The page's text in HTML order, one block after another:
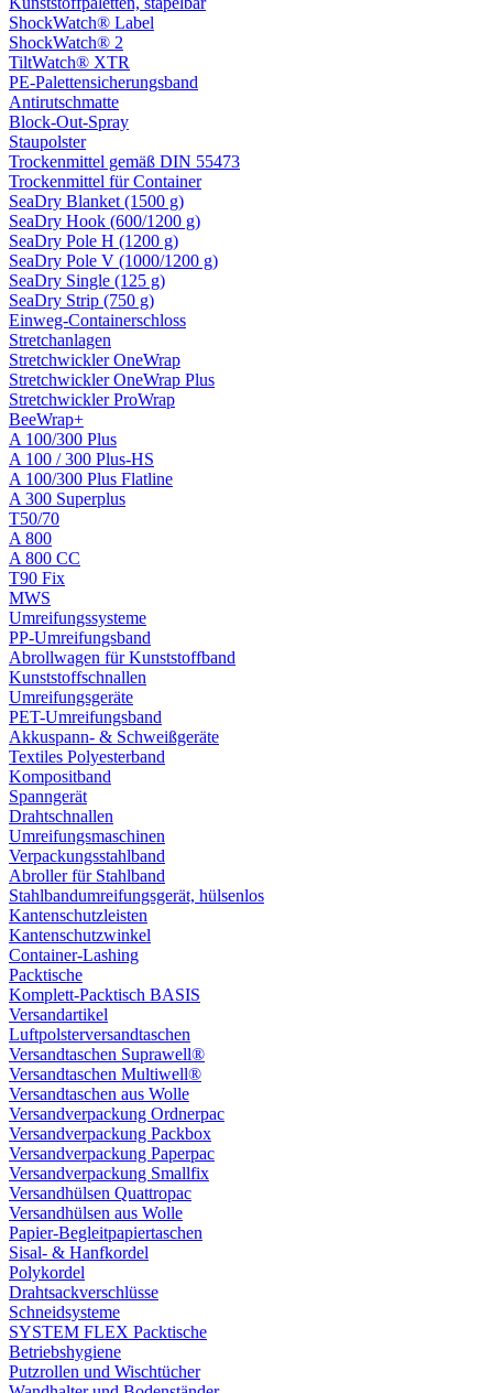
ShockWatch® Label
ShockWatch® 2
TiltWatch® XTR
PE-Palettensicherungsband
Antirutschmatte
Block-Out-Spray
Staupolster
Trockenmittel gemäß DIN 55473
Trockenmittel für Container
SeaDry Blanket (1500 g)
SeaDry Hook (600/1200 g)
SeaDry Pole H (1200 g)
SeaDry Pole V (1000/1200 g)
SeaDry Single (125 g)
SeaDry Strip (750 g)
Einweg-Containerschloss
Stretchanlagen
Stretchwickler OneWrap
Stretchwickler OneWrap Plus
Stretchwickler ProWrap
BeeWrap+
A 100/300 Plus
A 100 / 300 Plus-HS
A 100/300 Plus Flatline
A 300 Superplus
T50/70
A 800
A 800 CC
T90 Fix
MWS
Umreifungssysteme
PP-Umreifungsband
Abrollwagen für Kunststoffband
Kunststoffschnallen
Umreifungsgeräte
PET-Umreifungsband
Akkuspann- & Schweißgeräte
Textiles Polyesterband
Kompositband
Spanngerät
Drahtschnallen
Umreifungsmaschinen
Verpackungsstahlband
Abroller für Stahlband
Stahlbandumreifungsgerät, hülsenlos
Kantenschutzleisten
Kantenschutzwinkel
Container-Lashing
Packtische
Komplett-Packtisch BASIS
Versandartikel
Luftpolsterversandtaschen
Versandtaschen Suprawell®
Versandtaschen Multiwell®
Versandtaschen aus Wolle
Versandverpackung Ordnerpac
Versandverpackung Packbox
Versandverpackung Paperpac
Versandverpackung Smallfix
Versandhülsen Quattropac
Versandhülsen aus Wolle
Papier-Begleitpapiertaschen
Sisal- & Hanfkordel
Polykordel
Drahtsackverschlüsse
Schneidsysteme
SYSTEM FLEX Packtische
Betriebshygiene
Putzrollen und Wischtücher